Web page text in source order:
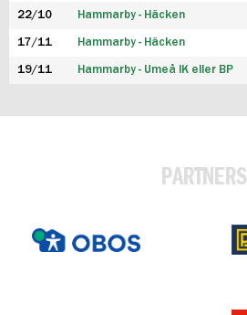
22/10 Hammarby - Häcken
17/11 Hammarby - Häcken
19/11 Hammarby - Umeå IK eller BP
PARTNERS